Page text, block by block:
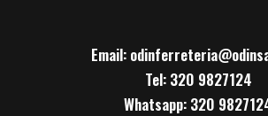
Email:
Tel: 320 9827124
Whatsapp: 320